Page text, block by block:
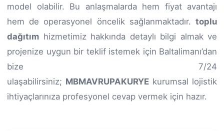
model olabilir. Bu anlaşmalarda hem fiyat avantajı
hem de operasyonel öncelik sağlanmaktadır. toplu
dağıtım hizmetimiz hakkında detaylı bilgi almak ve
projenize uygun bir teklif istemek için Baltalimanı’dan
bize 7/24
ulaşabilirsiniz; MBMAVRUPAKURYE kurumsal lojistik
ihtiyaçlarınıza profesyonel cevap vermek için hazır.